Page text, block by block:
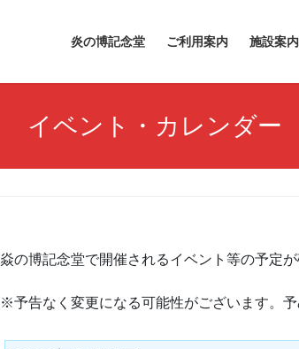
炎の博記念堂 ご利用案内 施設案内
イベント・カレンダー
焱の博記念堂で開催されるイベント等の予定が
※予告なく変更になる可能性がございます。